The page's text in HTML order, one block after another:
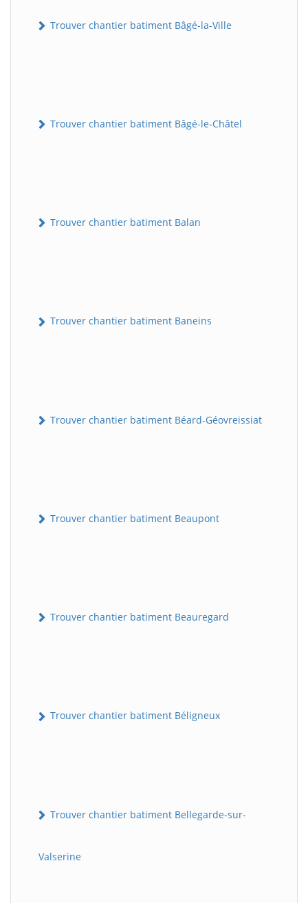
Trouver chantier batiment Bâgé-la-Ville
Trouver chantier batiment Bâgé-le-Châtel
Trouver chantier batiment Balan
Trouver chantier batiment Baneins
Trouver chantier batiment Béard-Géovreissiat
Trouver chantier batiment Beaupont
Trouver chantier batiment Beauregard
Trouver chantier batiment Béligneux
Trouver chantier batiment Bellegarde-sur-
Valserine